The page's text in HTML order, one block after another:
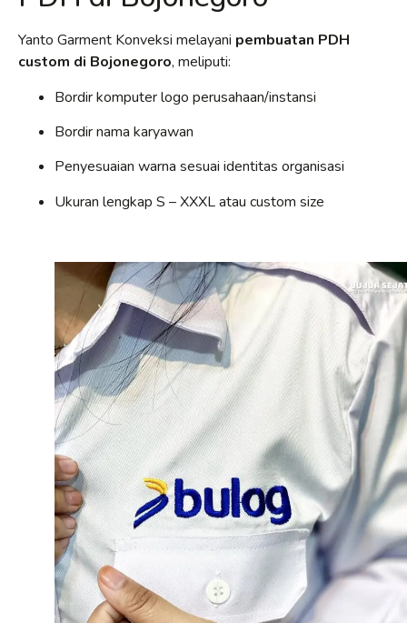
Yanto Garment Konveksi melayani pembuatan PDH
custom di Bojonegoro, meliputi:
Bordir komputer logo perusahaan/instansi
Bordir nama karyawan
Penyesuaian warna sesuai identitas organisasi
Ukuran lengkap S – XXXL atau custom size